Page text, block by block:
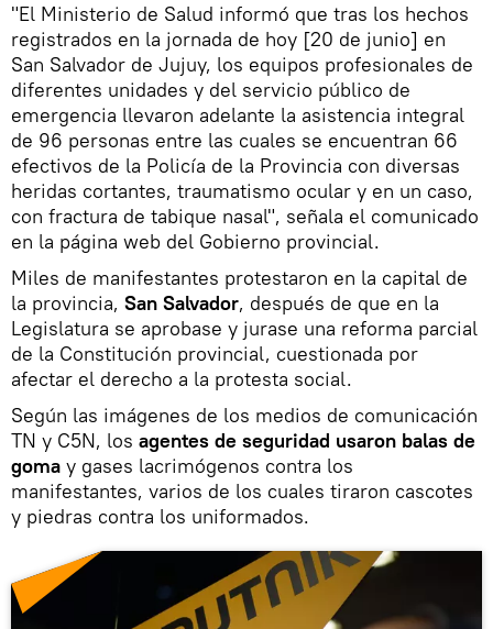
"El Ministerio de Salud informó que tras los hechos
registrados en la jornada de hoy [20 de junio] en
San Salvador de Jujuy, los equipos profesionales de
diferentes unidades y del servicio público de
emergencia llevaron adelante la asistencia integral
de 96 personas entre las cuales se encuentran 66
efectivos de la Policía de la Provincia con diversas
heridas cortantes, traumatismo ocular y en un caso,
con fractura de tabique nasal", señala el comunicado
en la página web del Gobierno provincial.
Miles de manifestantes protestaron en la capital de
la provincia, San Salvador, después de que en la
Legislatura se aprobase y jurase una reforma parcial
de la Constitución provincial, cuestionada por
afectar el derecho a la protesta social.
Según las imágenes de los medios de comunicación
TN y C5N, los agentes de seguridad usaron balas de
goma y gases lacrimógenos contra los
manifestantes, varios de los cuales tiraron cascotes
y piedras contra los uniformados.